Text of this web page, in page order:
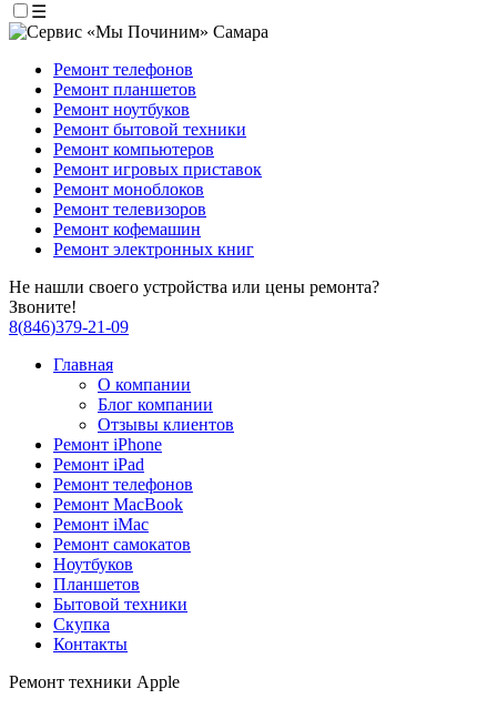
☰
Ремонт телефонов
Ремонт планшетов
Ремонт ноутбуков
Ремонт бытовой техники
Ремонт компьютеров
Ремонт игровых приставок
Ремонт моноблоков
Ремонт телевизоров
Ремонт кофемашин
Ремонт электронных книг
Не нашли своего устройства или цены ремонта?
Звоните!
8(846)379-21-09
Главная
О компании
Блог компании
Отзывы клиентов
Ремонт iPhone
Ремонт iPad
Ремонт телефонов
Ремонт MacBook
Ремонт iMac
Ремонт самокатов
Ноутбуков
Планшетов
Бытовой техники
Скупка
Контакты
Ремонт техники Apple